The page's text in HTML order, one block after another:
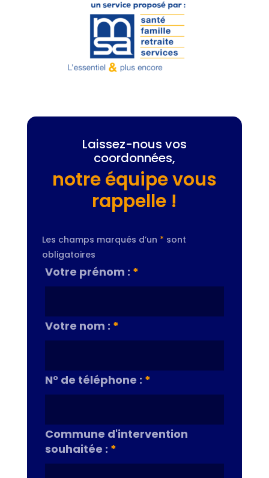
Laissez-nous vos
coordonnées,
notre équipe vous
rappelle !
Les champs marqués d’un * sont
obligatoires
Votre prénom : *
Votre nom : *
N° de téléphone : *
Commune d'intervention
souhaitée : *